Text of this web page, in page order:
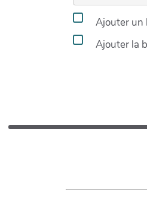
Ajouter un
Ajouter la